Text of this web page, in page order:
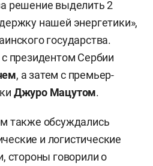
решение выделить 2
нашей энергетики»,
государства.
президентом Сербии
, а затем с премьер-
Джуро Мацутом.
также обсуждались
и логистические
стороны говорили о